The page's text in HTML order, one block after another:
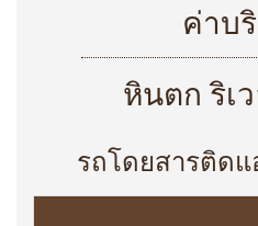
ค่าบ
หินตก ริเ
รถโดยสารติด